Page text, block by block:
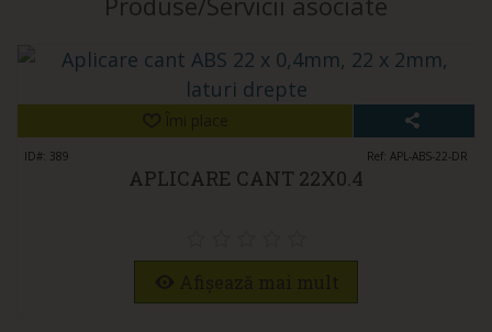
ID#: 389 Ref: APL-ABS-22-DR
APLICARE CANT 22X0.4